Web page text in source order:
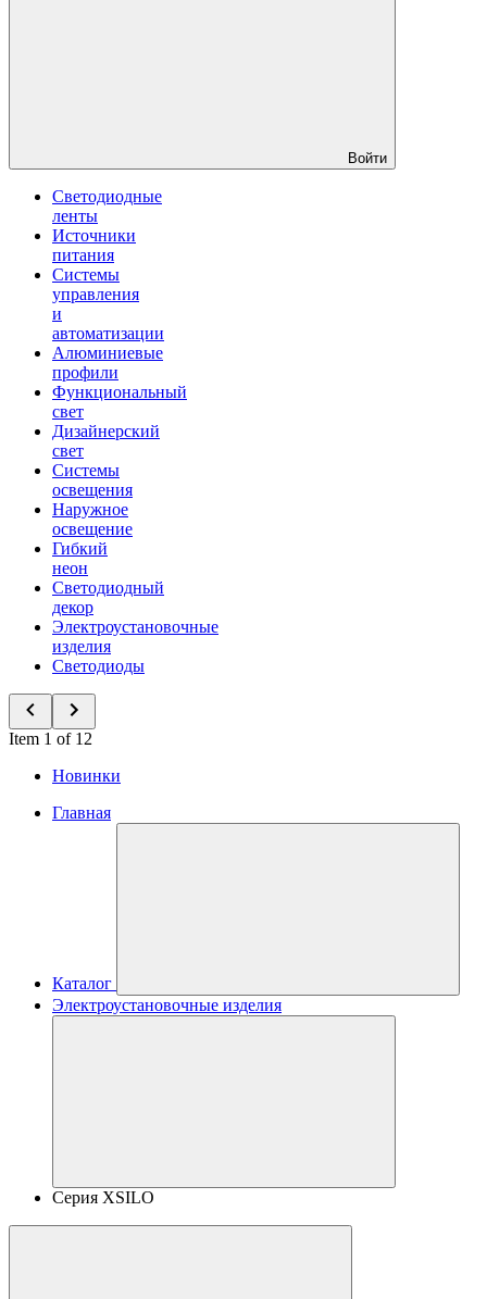
Войти
Светодиодные
ленты
Источники
питания
Системы
управления
и
автоматизации
Алюминиевые
профили
Функциональный
свет
Дизайнерский
свет
Системы
освещения
Наружное
освещение
Гибкий
неон
Светодиодный
декор
Электроустановочные
изделия
Светодиоды
Item 1 of 12
Новинки
Главная
Каталог
Электроустановочные изделия
Серия XSILO